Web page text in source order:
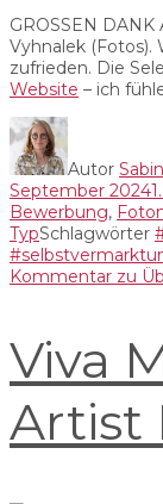
GROSSEN
Vyhnalek (Fotos).
zufrieden. Die
Website – ich
Autor
September 2024
Bewerbung,
TypSchlagwörter
Kommentar zu
Viva
Artist